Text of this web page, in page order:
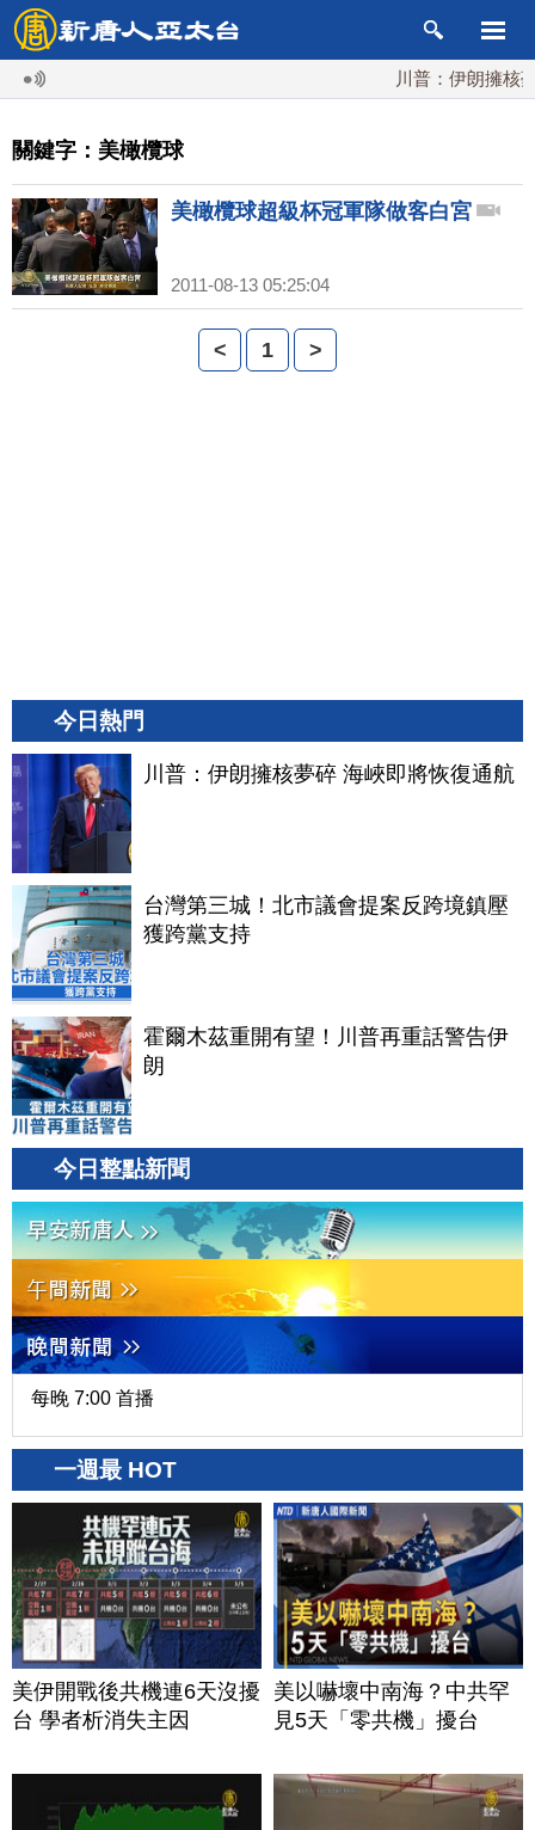
川普：伊朗擁核
關鍵字：美橄欖球
美橄欖球超級杯冠軍隊做客白宮
2011-08-13 05:25:04
< 1 >
今日熱門
川普：伊朗擁核夢碎 海峽即將恢復通航
台灣第三城！北市議會提案反跨境鎮壓
獲跨黨支持
霍爾木茲重開有望！川普再重話警告伊
朗
今日整點新聞
每晚 7:00 首播
一週最 HOT
美伊開戰後共機連6天沒擾
台 學者析消失主因
美以嚇壞中南海？中共罕
見5天「零共機」擾台